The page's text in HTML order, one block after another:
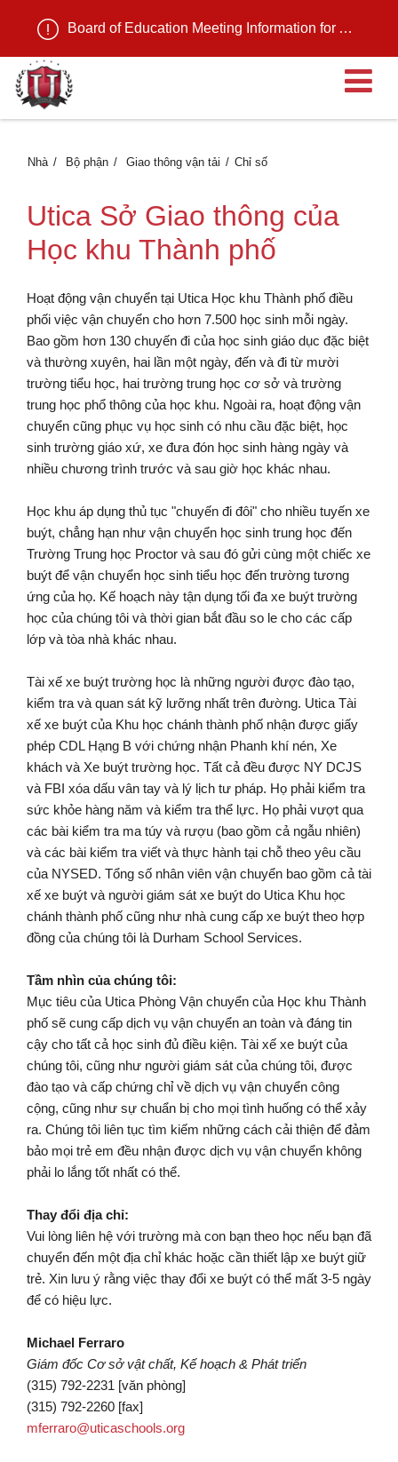
Board of Education Meeting Information for August 11, 2026
Nhà Bộ phận Giao thông vận tải Chỉ số
Utica Sở Giao thông của
Học khu Thành phố
Hoạt động vận chuyển tại Utica Học khu Thành phố điều
phối việc vận chuyển cho hơn 7.500 học sinh mỗi ngày.
Bao gồm hơn 130 chuyến đi của học sinh giáo dục đặc biệt
và thường xuyên, hai lần một ngày, đến và đi từ mười
trường tiểu học, hai trường trung học cơ sở và trường
trung học phổ thông của học khu. Ngoài ra, hoạt động vận
chuyển cũng phục vụ học sinh có nhu cầu đặc biệt, học
sinh trường giáo xứ, xe đưa đón học sinh hàng ngày và
nhiều chương trình trước và sau giờ học khác nhau.
Học khu áp dụng thủ tục "chuyến đi đôi" cho nhiều tuyến xe
buýt, chẳng hạn như vận chuyển học sinh trung học đến
Trường Trung học Proctor và sau đó gửi cùng một chiếc xe
buýt để vận chuyển học sinh tiểu học đến trường tương
ứng của họ. Kế hoạch này tận dụng tối đa xe buýt trường
học của chúng tôi và thời gian bắt đầu so le cho các cấp
lớp và tòa nhà khác nhau.
Tài xế xe buýt trường học là những người được đào tạo,
kiểm tra và quan sát kỹ lưỡng nhất trên đường. Utica Tài
xế xe buýt của Khu học chánh thành phố nhận được giấy
phép CDL Hạng B với chứng nhận Phanh khí nén, Xe
khách và Xe buýt trường học. Tất cả đều được NY DCJS
và FBI xóa dấu vân tay và lý lịch tư pháp. Họ phải kiểm tra
sức khỏe hàng năm và kiểm tra thể lực. Họ phải vượt qua
các bài kiểm tra ma túy và rượu (bao gồm cả ngẫu nhiên)
và các bài kiểm tra viết và thực hành tại chỗ theo yêu cầu
của NYSED. Tổng số nhân viên vận chuyển bao gồm cả tài
xế xe buýt và người giám sát xe buýt do Utica Khu học
chánh thành phố cũng như nhà cung cấp xe buýt theo hợp
đồng của chúng tôi là Durham School Services.
Tầm nhìn của chúng tôi:
Mục tiêu của Utica Phòng Vận chuyển của Học khu Thành
phố sẽ cung cấp dịch vụ vận chuyển an toàn và đáng tin
cậy cho tất cả học sinh đủ điều kiện. Tài xế xe buýt của
chúng tôi, cũng như người giám sát của chúng tôi, được
đào tạo và cấp chứng chỉ về dịch vụ vận chuyển công
cộng, cũng như sự chuẩn bị cho mọi tình huống có thể xảy
ra. Chúng tôi liên tục tìm kiếm những cách cải thiện để đảm
bảo mọi trẻ em đều nhận được dịch vụ vận chuyển không
phải lo lắng tốt nhất có thể.
Thay đổi địa chỉ:
Vui lòng liên hệ với trường mà con bạn theo học nếu bạn đã
chuyển đến một địa chỉ khác hoặc cần thiết lập xe buýt giữ
trẻ. Xin lưu ý rằng việc thay đổi xe buýt có thể mất 3-5 ngày
để có hiệu lực.
Michael Ferraro
Giám đốc Cơ sở vật chất, Kế hoạch & Phát triển
(315) 792-2231 [văn phòng]
(315) 792-2260 [fax]
mferraro@uticaschools.org